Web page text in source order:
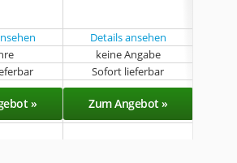
Details ansehen
keine Angabe
Sofort lieferbar
» Zum Angebot »